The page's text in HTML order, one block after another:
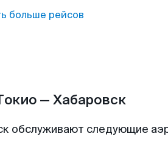
больше рейсов
— Хабаровск
обслуживают следующие